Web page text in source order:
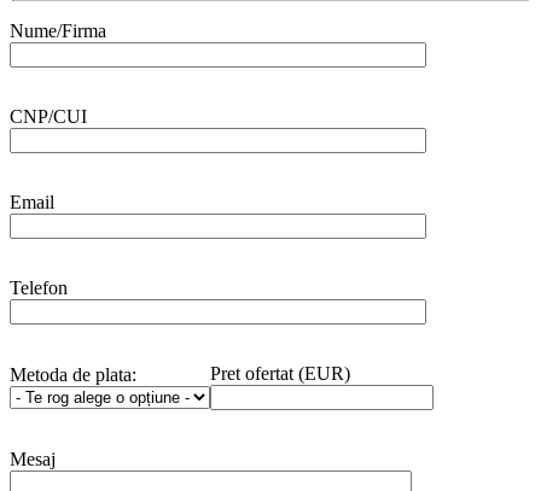
Nume/Firma
CNP/CUI
Email
Telefon
Metoda de plata: Pret ofertat (EUR)
Mesaj